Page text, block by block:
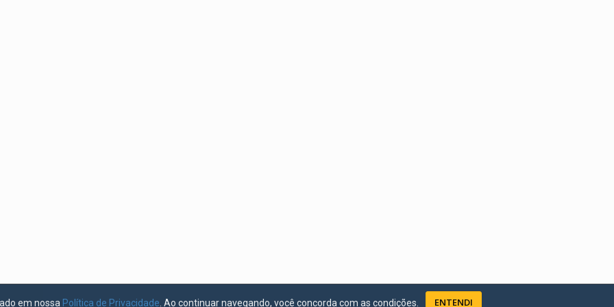
em nossa Política de Privacidade . Ao continuar navegando, você concorda com as condições. ENTENDI